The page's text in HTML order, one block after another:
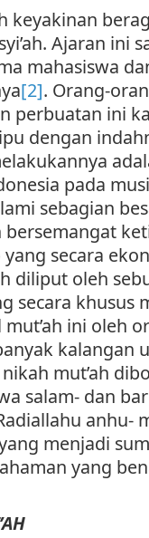
keyakinan
Ajaran ini
mahasiswa
[2]. Orang-
perbuatan ini
dengan
pada
sebagian
secara
diliput oleh
secara khusus
ini oleh
kalangan
mut’ah
salam- dan
anhu-
menjadi
yang